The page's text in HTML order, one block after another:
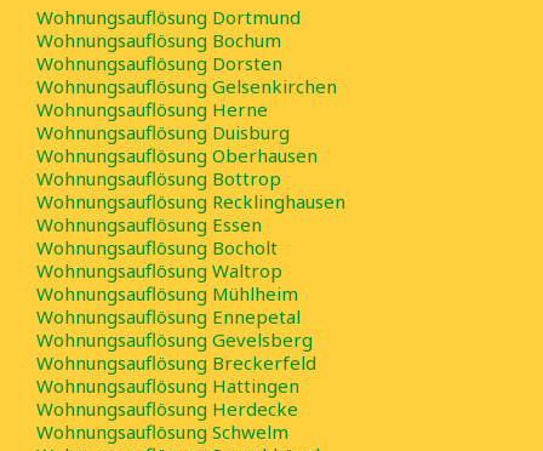
Bayern
Berlin-Brandenburg
Hessen
Mecklenburg-Vorpommern
Niedersachsen
Nordrhein-Westfalen
Wohnungsauflösung Dortmund
Wohnungsauflösung Bochum
Wohnungsauflösung Dorsten
Wohnungsauflösung Gelsenkirchen
Wohnungsauflösung Herne
Wohnungsauflösung Duisburg
Wohnungsauflösung Oberhausen
Wohnungsauflösung Bottrop
Wohnungsauflösung Recklinghausen
Wohnungsauflösung Essen
Wohnungsauflösung Bocholt
Wohnungsauflösung Waltrop
Wohnungsauflösung Mühlheim
Wohnungsauflösung Ennepetal
Wohnungsauflösung Gevelsberg
Wohnungsauflösung Breckerfeld
Wohnungsauflösung Hattingen
Wohnungsauflösung Herdecke
Wohnungsauflösung Schwelm